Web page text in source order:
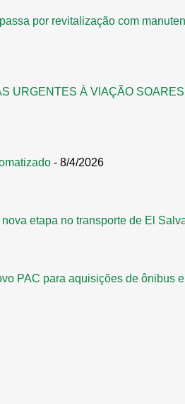
por revitalização com
URGENTES À VIAÇÃO SOARES
- 8/4/2026
etapa no transporte de El
PAC para aquisições de ônibus